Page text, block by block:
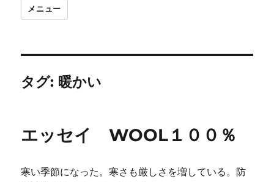
メニュー
タグ: 暖かい
エッセイ WOOL１００％
寒い季節になった。寒さも厳しさを増している。防